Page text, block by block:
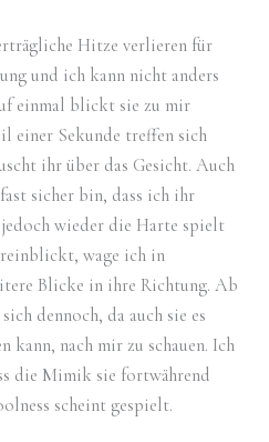
Hitze verlieren für
und ich kann nicht anders
einmal blickt sie zu mir
einer Sekunde treffen sich
ihr über das Gesicht. Auch
sicher bin, dass ich ihr
jedoch wieder die Harte spielt
wage ich in
Blicke in ihre Richtung. Ab
dennoch, da auch sie es
kann, nach mir zu schauen. Ich
die Mimik sie fortwährend
scheint gespielt.